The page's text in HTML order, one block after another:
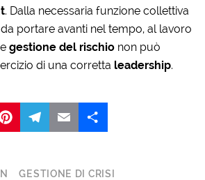
. Dalla necessaria funzione collettiva
portare avanti nel tempo, al lavoro
gestione del rischio non può
di una corretta leadership.
GESTIONE DI CRISI